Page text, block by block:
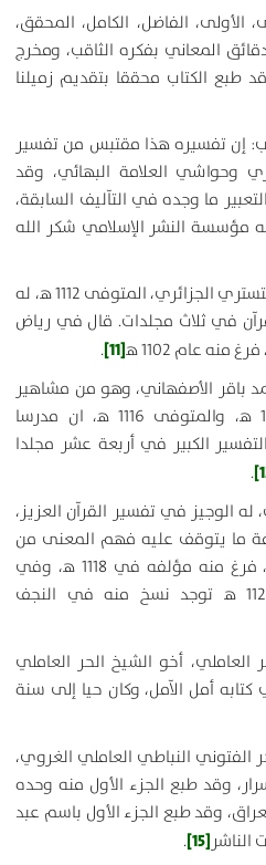
الأولى، الفاضل، الكامل، المحقق،
المعاني بفكره الثاقب، ومخرج
طبع الكتاب محققا بتقديم زميلنا
إن تفسيره هذا مقتبس من تفسير
وحواشي العلامة البهائي، وقد
ما وجده في التآليف السابقة،
مؤسسة النشر الإسلامي شكر الله
3- السيد نعمة الله بن عبد الله التستري الجزائري، المتوفى 1112 ه‍، له
في ثلاث مجلدات. قال في رياض
عام 1102 ه‍
[11]
.
باقر الأصفهاني، وهو من مشاهير
مفسري الشيعة، المولود 1031 ه‍، والمتوفى 1116 ه‍، ان مدرسا
الكبير في أربعة عشر مجلدا
.
الوجيز في تفسير القرآن العزيز،
ما يتوقف عليه فهم المعنى من
وجوه الإعراب واختلاف القراءات، فرغ منه مؤلفه في 1118 ه‍، وفي
بعض النسخ فرغ منه سنة 1120 ه‍ توجد نسخ منه في النجف
أخو الشيخ الحر العاملي
أمل الآمل، وكان حيا إلى سنة
النباطي العاملي الغروي،
وقد طبع الجزء الأول منه وحده
وقد طبع الجزء الأول باسم عبد
[15]
.